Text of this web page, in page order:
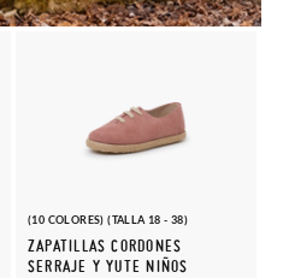
(10 COLORES) (TALLA 18 - 38)
ZAPATILLAS CORDONES
SERRAJE Y YUTE NIÑOS